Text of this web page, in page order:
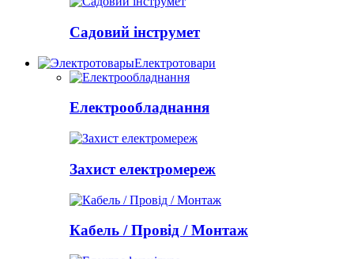
Садовий інструмет
Електротовари
Електрообладнання
Захист електромереж
Кабель / Провід / Монтаж